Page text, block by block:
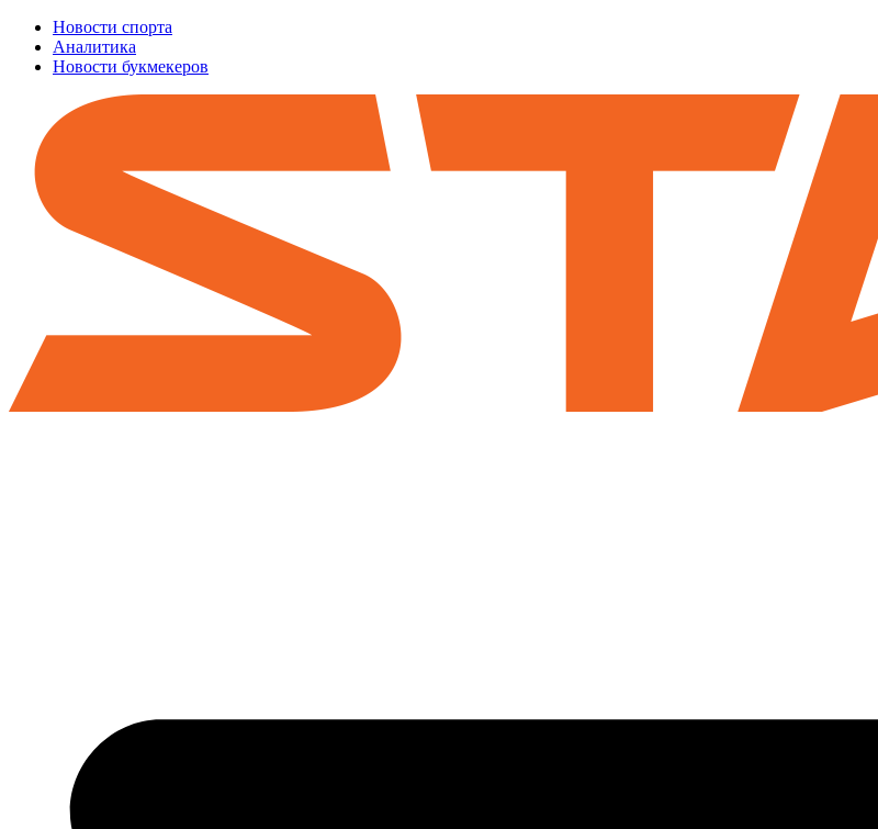
Новости спорта
Аналитика
Новости букмекеров